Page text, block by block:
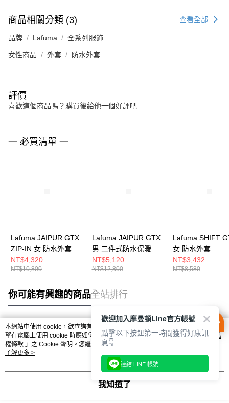
商品相關分類 (3) 查看全部
品牌 Lafuma 全系列服飾
女性商品 外套 防水外套
評價
喜歡這個商品嗎？購買後給他一個好評吧
一 必買清單 一
Lafuma JAIPUR GTX
ZIP-IN 女 防水外套
LFV118219288
NT$4,320
NT$10,800
Lafuma JAIPUR GTX
男 二件式防水保暖刷
毛外套
LFV123350247
NT$5,120
NT$12,800
Lafuma SHIFT
女 防水外套
LFV115464063
NT$3,432
NT$8,580
你可能有興趣的商品全站排行
熱門標籤
本網站中使用 cookie，欲查詢有關本網站使用 cookie 方式之詳情，及若您不希
望在電腦上使用 cookie 時應如何變更電腦的 cookie 設定，請參閱本網站「
隱私
權條款 」之 Cookie 聲明。您繼續使用本網站即表示您同意本公司得按本網站使
用條款之 Cookie 聲明使用 cookie。
了解更多 >
我知道了
歡迎加入摩曼頓Line官方帳號
點擊以下按鈕第一時間獲得好康訊
息👇
連結 LINE 帳號